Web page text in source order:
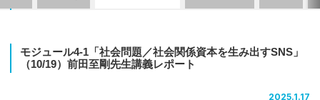
モジュール4-1 「社会問題 ／社会関係資本を生み出すSNS」
（10/19） 前田至剛先生講義レポート
2025.1.17